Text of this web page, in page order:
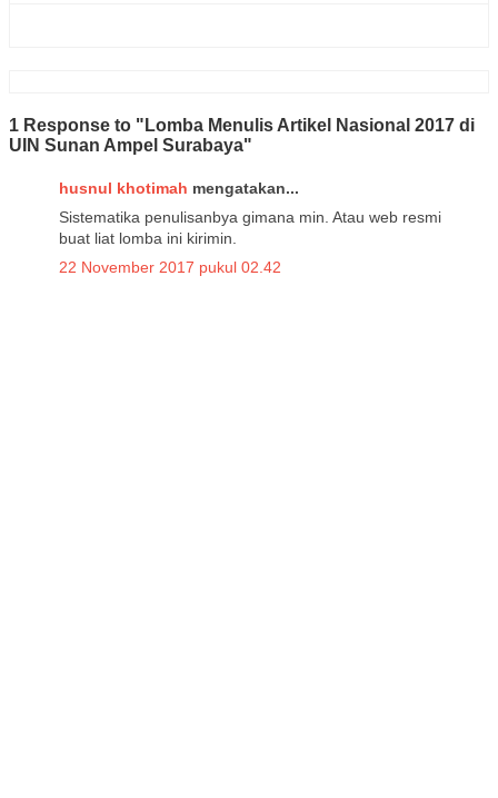
1 Response to "Lomba Menulis Artikel Nasional 2017 di
UIN Sunan Ampel Surabaya"
husnul khotimah mengatakan...
Sistematika penulisanbya gimana min. Atau web resmi
buat liat lomba ini kirimin.
22 November 2017 pukul 02.42